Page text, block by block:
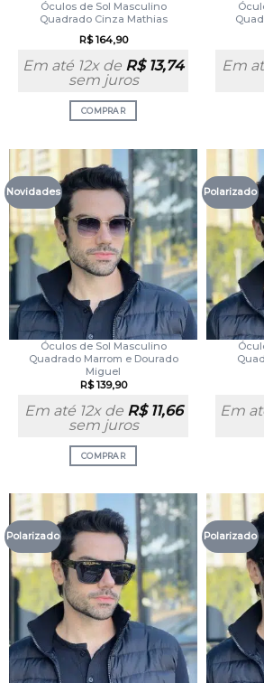
Óculos de Sol Masculino
Quadrado Cinza Mathias
R$164,90
Em até 12x de R$13,74
sem juros
COMPRAR
Em
Novidades
Óculos de Sol Masculino
Quadrado Marrom e Dourado
Miguel
R$139,90
Em até 12x de R$11,66
sem juros
COMPRAR
Polarizado
Em
Polarizado Polarizado